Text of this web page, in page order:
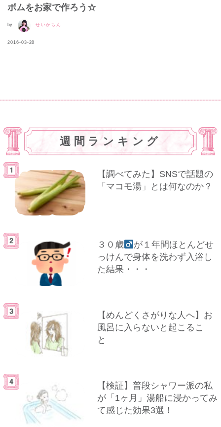
ボムをお家で作ろう☆
by せいかちん
2016-03-28
週間ランキング
【調べてみた】SNSで話題の
「マコモ湯」とは何なのか？
３０歳
が１年間ほとんどせ
っけんで身体を洗わず入浴し
た結果・・・
【めんどくさがりな人へ】お
風呂に入らないと起こるこ
と
【検証】普段シャワー派の私
が「1ヶ月」湯船に浸かってみ
て感じた効果3選！